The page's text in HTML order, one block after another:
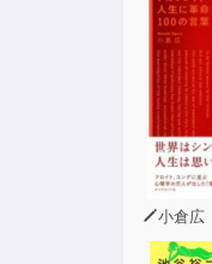
小倉広